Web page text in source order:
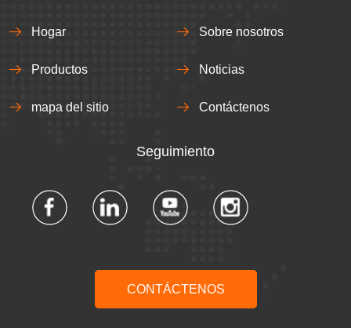
Hogar Sobre nosotros
Productos Noticias
mapa del sitio Contáctenos
Seguimiento​​​​​​​
CONTÁCTENOS